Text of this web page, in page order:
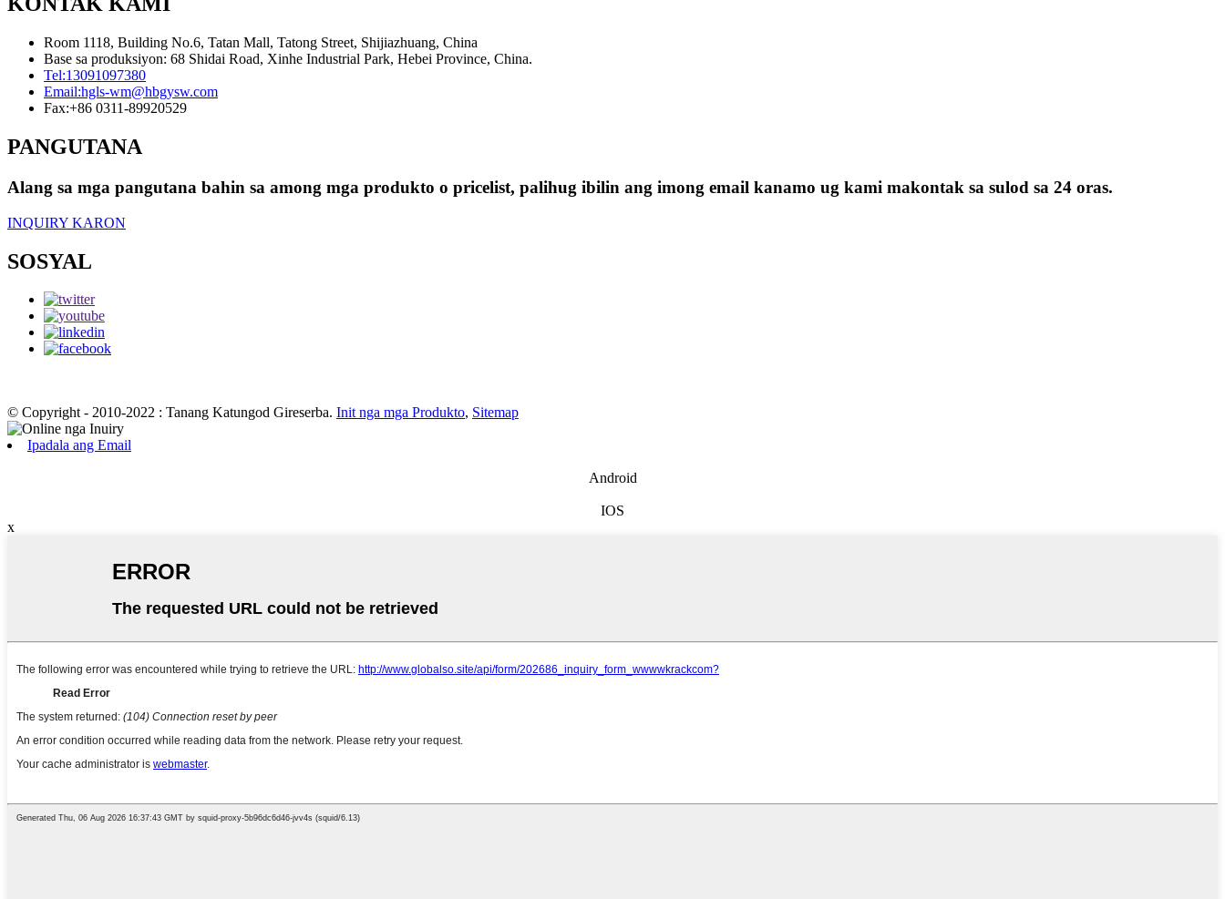
Room 1118, Building No.6, Tatan Mall, Tatong Street, Shijiazhuang, China
Base sa produksiyon: 68 Shidai Road, Xinhe Industrial Park, Hebei Province, China.
Tel:13091097380
Email:hgls-wm@hbgysw.com
Fax:+86 0311-89920529
PANGUTANA
Alang sa mga pangutana bahin sa among mga produkto o pricelist, palihug ibilin ang imong email kanamo ug kami makontak sa sulod sa 24 oras.
INQUIRY KARON
SOSYAL
© Copyright - 2010-2022 : Tanang Katungod Gireserba. Init nga mga Produkto, Sitemap
Ipadala ang Email
Android
IOS
x